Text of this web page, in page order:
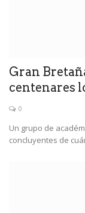
Gran
centenares
0
Un grupo de
concluyentes de